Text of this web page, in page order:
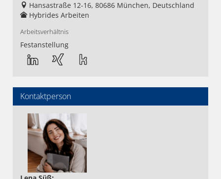
Hansastraße 12-16, 80686 München, Deutschland
Hybrides Arbeiten
Arbeitsverhältnis
Festanstellung
Kontaktperson